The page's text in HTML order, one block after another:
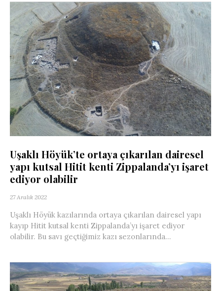
Uşaklı Höyük’te ortaya çıkarılan dairesel
yapı kutsal Hitit kenti Zippalanda’yı işaret
ediyor olabilir
27 Aralık 2022
Uşaklı Höyük kazılarında ortaya çıkarılan dairesel yapı
kayıp Hitit kutsal kenti Zippalanda’yı işaret ediyor
olabilir. Bu savı geçtiğimiz kazı sezonlarında...